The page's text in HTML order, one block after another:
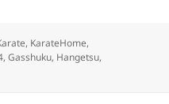
, KarateHome,
,Gasshuku, Hangetsu,